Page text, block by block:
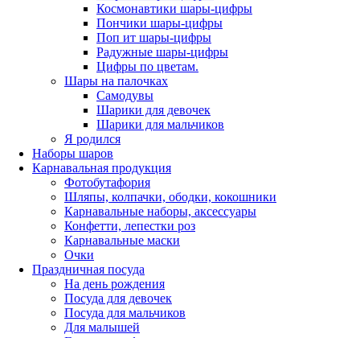
Космонавтики шары-цифры
Пончики шары-цифры
Поп ит шары-цифры
Радужные шары-цифры
Цифры по цветам.
Шары на палочках
Самодувы
Шарики для девочек
Шарики для мальчиков
Я родился
Наборы шаров
Карнавальная продукция
Фотобутафория
Шляпы, колпачки, ободки, кокошники
Карнавальные наборы, аксессуары
Конфетти, лепестки роз
Карнавальные маски
Очки
Праздничная посуда
На день рождения
Посуда для девочек
Посуда для мальчиков
Для малышей